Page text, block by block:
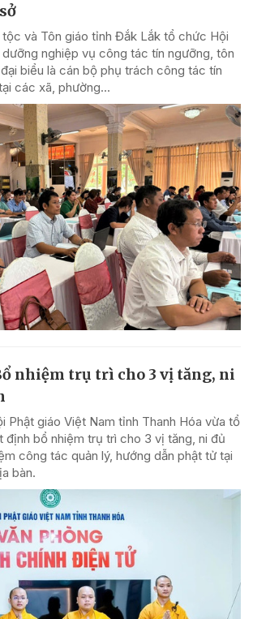
tộc và Tôn giáo tỉnh Đắk Lắk tổ chức Hội
nghiệp vụ công tác tín ngưỡng, tôn
biểu là cán bộ phụ trách công tác tín
các xã, phường...
nhiệm trụ trì cho 3 vị tăng, ni
Phật giáo Việt Nam tỉnh Thanh Hóa vừa tổ
bổ nhiệm trụ trì cho 3 vị tăng, ni đủ
công tác quản lý, hướng dẫn phật tử tại
bàn.